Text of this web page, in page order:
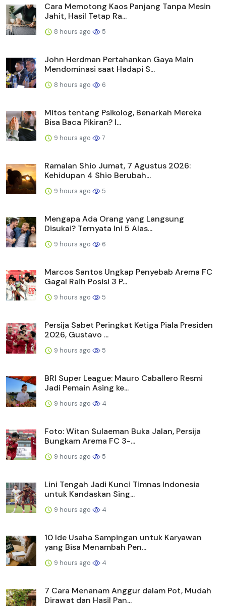
Cara Memotong Kaos Panjang Tanpa Mesin
Jahit, Hasil Tetap Ra...
8 hours ago 5
John Herdman Pertahankan Gaya Main
Mendominasi saat Hadapi S...
8 hours ago 6
Mitos tentang Psikolog, Benarkah Mereka
Bisa Baca Pikiran? I...
9 hours ago 7
Ramalan Shio Jumat, 7 Agustus 2026:
Kehidupan 4 Shio Berubah...
9 hours ago 5
Mengapa Ada Orang yang Langsung
Disukai? Ternyata Ini 5 Alas...
9 hours ago 6
Marcos Santos Ungkap Penyebab Arema FC
Gagal Raih Posisi 3 P...
9 hours ago 5
Persija Sabet Peringkat Ketiga Piala Presiden
2026, Gustavo ...
9 hours ago 5
BRI Super League: Mauro Caballero Resmi
Jadi Pemain Asing ke...
9 hours ago 4
Foto: Witan Sulaeman Buka Jalan, Persija
Bungkam Arema FC 3-...
9 hours ago 5
Lini Tengah Jadi Kunci Timnas Indonesia
untuk Kandaskan Sing...
9 hours ago 4
10 Ide Usaha Sampingan untuk Karyawan
yang Bisa Menambah Pen...
9 hours ago 4
7 Cara Menanam Anggur dalam Pot, Mudah
Dirawat dan Hasil Pan...